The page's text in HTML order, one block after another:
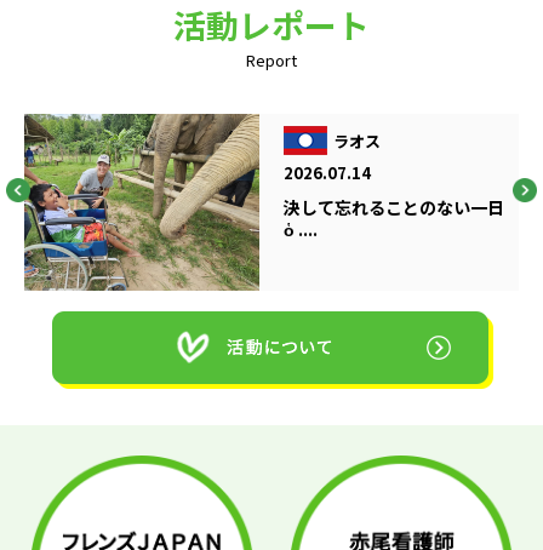
活動レポート
Report
ラオス
2026.07.14
決して忘れることのない一日
ὁ ....